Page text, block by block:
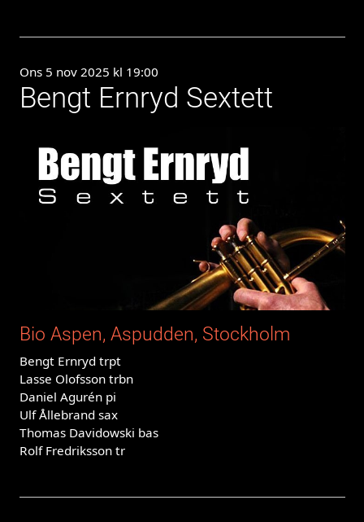
Ons 5 nov 2025 kl 19:00
Bengt Ernryd Sextett
Bio Aspen, Aspudden, Stockholm
Bengt Ernryd trpt
Lasse Olofsson trbn
Daniel Agurén pi
Ulf Ållebrand sax
Thomas Davidowski bas
Rolf Fredriksson tr